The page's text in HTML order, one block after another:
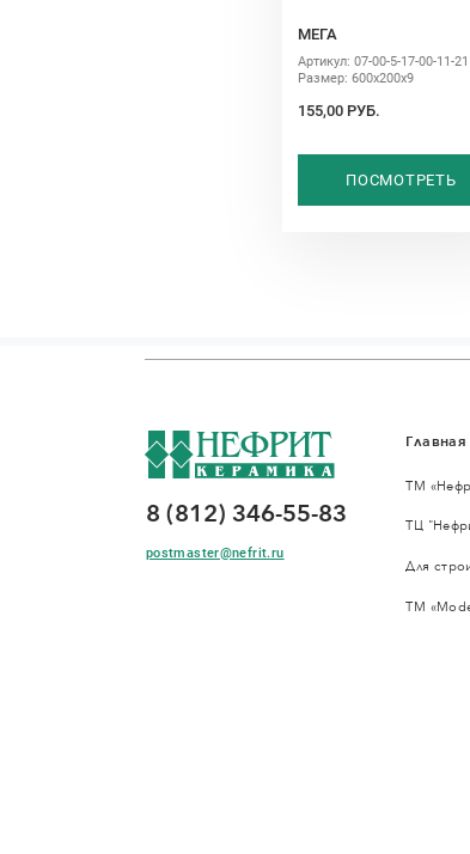
МЕГА
Артикул: 07-00-5-17-00-11-
Размер: 600х200х9
155,00 РУБ.
ПОСМОТРЕТЬ
8 (812) 346-55-83
postmaster@nefrit.ru
Главная
ТМ
ТЦ
Для
ТМ